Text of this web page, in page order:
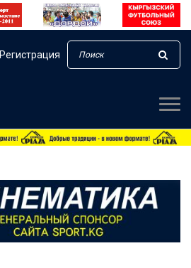
Регистрация